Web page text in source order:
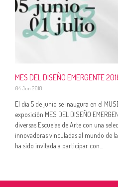
MES DEL DISEÑO EMERGENTE
04 Jun 2018
El día 5 de junio se inaugura en el
exposición MES DEL DISEÑO
diversas Escuelas de Arte con una
innovadoras vinculadas al mundo de la
ha sido invitada a participar con...